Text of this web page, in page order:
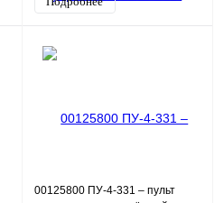
00125800 ПУ-4-331 – пульт